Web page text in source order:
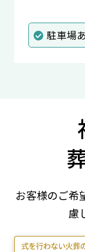
駐車場
お客様のご希
慮